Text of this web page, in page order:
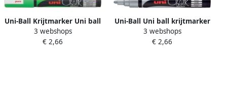
Uni-Ball Krijtmarker Uni ball
fluo groen ronde punt van 1
8 2 5 mm
3 webshops
€ 2,66
Uni-Ball Uni ball krijtmarker
zilver ronde punt 1 8 2 5
mm
3 webshops
€ 2,66